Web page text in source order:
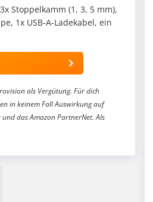
Stoppelkamm (1, 3, 5 mm),
1x USB-A-Ladekabel, ein
als Vergütung. Für dich
in keinem Fall Auswirkung auf
das Amazon PartnerNet. Als